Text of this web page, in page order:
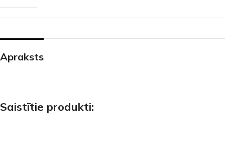
Apraksts
Saistītie produkti: